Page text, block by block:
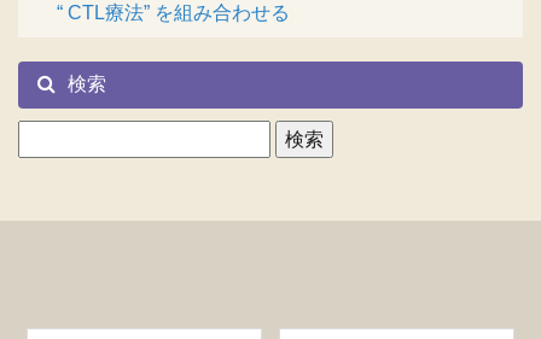
“ CTL療法” を組み合わせる
検索